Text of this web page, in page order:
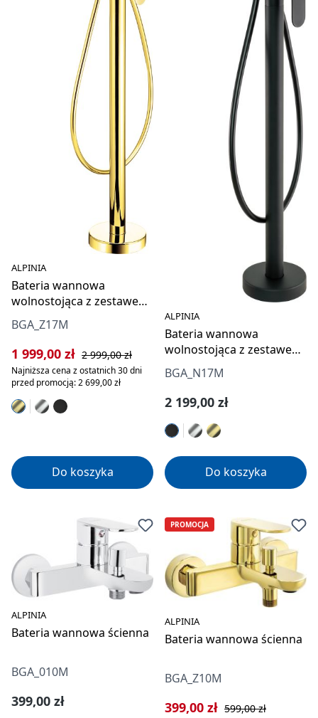
ALPINIA
Bateria wannowa
wolnostojąca z zestawem
prysznicowym
BGA_Z17M
Cena sprzedaży:
1 999,00 zł Cena regularna:
2 999,00 zł
Najniższa cena z ostatnich 30 dni
przed promocją: 2 699,00 zł
Do koszyka
ALPINIA
Bateria wannowa
wolnostojąca z zestawem
prysznicowym
BGA_N17M
Cena regularna:
2 199,00 zł
Do koszyka
ALPINIA
Bateria wannowa ścienna
BGA_010M
Cena regularna:
399,00 zł
PROMOCJA
ALPINIA
Bateria wannowa ścienna
BGA_Z10M
Cena sprzedaży:
399,00 zł Cena regularna:
599,00 zł